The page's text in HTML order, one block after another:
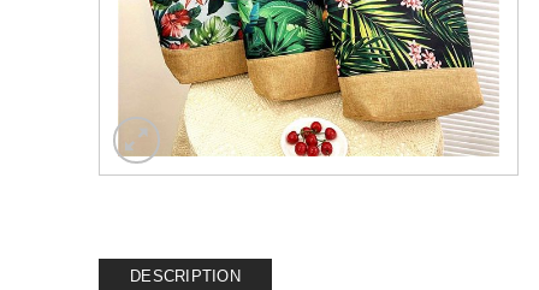
DESCRIPTION